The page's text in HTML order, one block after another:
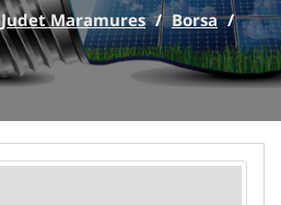
Judet Maramures / Borsa /